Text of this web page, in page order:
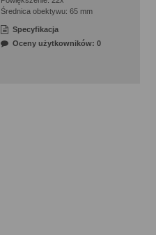
Średnica obektywu: 65 mm
Specyfikacja
Oceny użytkowników: 0